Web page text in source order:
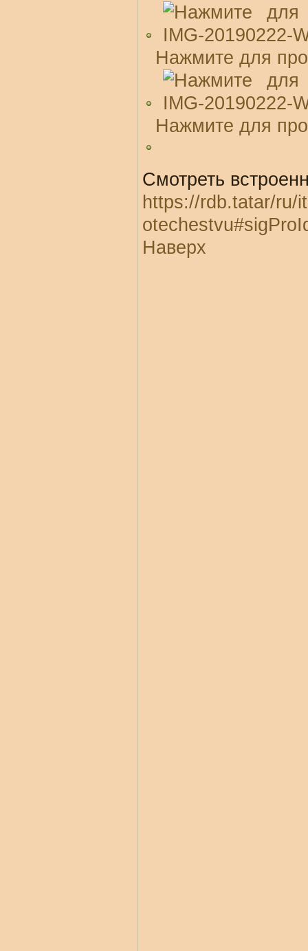
Нажмите для
Нажмите для
Смотреть
https://rdb.tatar/ru/
Наверх